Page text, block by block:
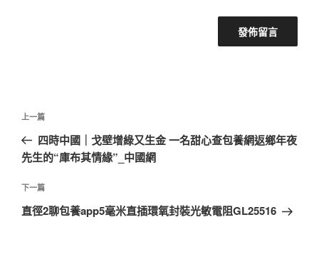
文
導
覽
上
一
篇
章
上一篇
四時中國｜戈壁增綠又生金 一名甜心查包養網返鄉年夜
先生的“庫布其情緣”_中國網
下
一
下一篇
直徑2聊包養app5毫米直插環氧封裝光敏電阻GL25516